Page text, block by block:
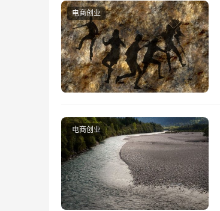
电商创业
电商创业